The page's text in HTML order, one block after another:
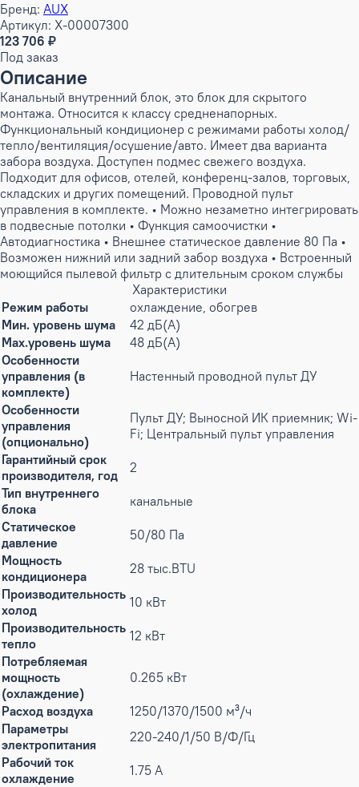
Бренд: AUX
Артикул: X-00007300
123 706 ₽
Под заказ
Описание
Канальный внутренний блок, это блок для скрытого
монтажа. Относится к классу средненапорных.
Функциональный кондиционер с режимами работы холод/
тепло/вентиляция/осушение/авто. Имеет два варианта
забора воздуха. Доступен подмес свежего воздуха.
Подходит для офисов, отелей, конференц-залов, торговых,
складских и других помещений. Проводной пульт
управления в комплекте. • Можно незаметно интегрировать
в подвесные потолки • Функция самоочистки •
Автодиагностика • Внешнее статическое давление 80 Па •
Возможен нижний или задний забор воздуха • Встроенный
моющийся пылевой фильтр с длительным сроком службы
Характеристики
Режим работы
охлаждение, обогрев
Мин. уровень шума
42 дБ(А)
Max.уровень шума
48 дБ(А)
Особенности
управления (в
комплекте)
Настенный проводной пульт ДУ
Особенности
управления
(опционально)
Пульт ДУ; Выносной ИК приемник; Wi-
Fi; Центральный пульт управления
Гарантийный срок
производителя, год
2
Тип внутреннего
блока
канальные
Статическое
давление
50/80 Па
Мощность
кондиционера
28 тыс.BTU
Производительность
холод
10 кВт
Производительность
тепло
12 кВт
Потребляемая
мощность
(охлаждение)
0.265 кВт
Расход воздуха
1250/1370/1500 м³/ч
Параметры
электропитания
220-240/1/50 В/Ф/Гц
Рабочий ток
охлаждение
1.75 А